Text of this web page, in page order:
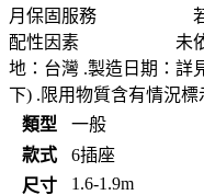
月保固服務 若為天
配性因素 未依規
地：台灣 .製造日期：詳
下) .限用物質含有情況標
類型
一般
款式
6插座
尺寸
1.6-1.9m